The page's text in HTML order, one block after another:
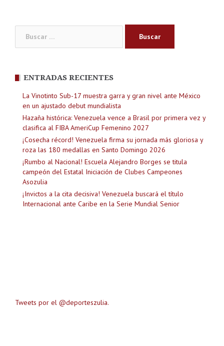
ENTRADAS RECIENTES
La Vinotinto Sub-17 muestra garra y gran nivel ante México
en un ajustado debut mundialista
Hazaña histórica: Venezuela vence a Brasil por primera vez y
clasifica al FIBA AmeriCup Femenino 2027
¡Cosecha récord! Venezuela firma su jornada más gloriosa y
roza las 180 medallas en Santo Domingo 2026
¡Rumbo al Nacional! Escuela Alejandro Borges se titula
campeón del Estatal Iniciación de Clubes Campeones
Asozulia
¡Invictos a la cita decisiva! Venezuela buscará el título
Internacional ante Caribe en la Serie Mundial Senior
Tweets por el @deporteszulia.